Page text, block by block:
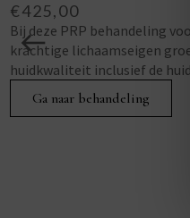
€425,00
Bij deze PRP behandeling
krachtige lichaamseigen
huidkwaliteit inclusief de
Ga naar behandeling